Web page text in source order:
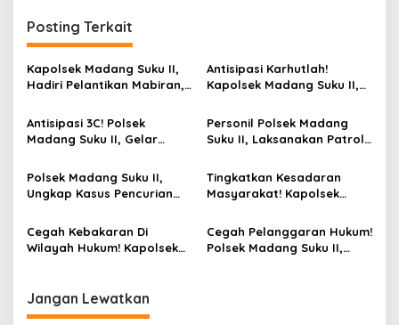
a
s
i
o
Posting Terkait
Kapolsek Madang Suku II,
Hadiri Pelantikan Mabiran,
Ranting Pramuka 2026-
2029
Antisipasi Karhutlah!
Kapolsek Madang Suku II,
Di Desa Batumarta X
Antisipasi 3C! Polsek
Madang Suku II, Gelar
Jalan Desa Kotanegara
Timur
Personil Polsek Madang
Suku II, Laksanakan Patroli
Keamanan Diwilayah
Hukum
Polsek Madang Suku II,
Ungkap Kasus Pencurian
Amankan Seorang Terduga
Pelaku
Tingkatkan Kesadaran
Masyarakat! Kapolsek
Sosialisasi Antisipasi
Karhutlah Di Desa Banding
Cegah Kebakaran Di
Wilayah Hukum! Kapolsek
Tower Pantau Karhutlah Di
Wilayah Hukum
Cegah Pelanggaran Hukum!
Polsek Madang Suku II,
Jangan Lewatkan